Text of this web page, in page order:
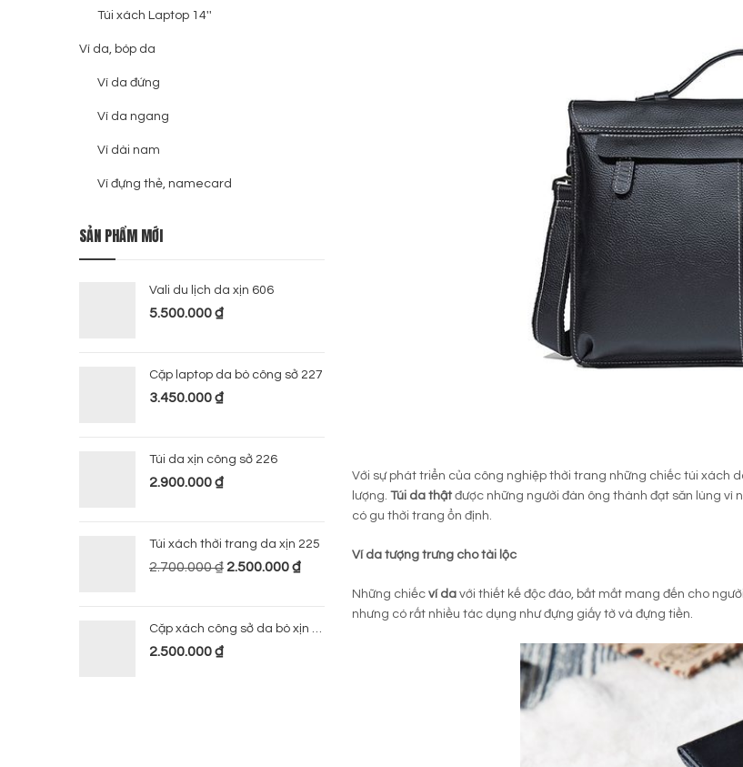
Với sự phát triển của công nghiệp thời trang những chiếc túi xách
lượng. Túi da thật được những người đàn ông thành đạt săn lùng vì
có gu thời trang ổn định.
Ví da tượng trưng cho tài lộc
Những chiếc ví da với thiết kế độc đáo, bắt mắt mang đến cho
nhưng có rất nhiều tác dụng như đựng giấy tờ và đựng tiền.
Túi xách Laptop 14''
Ví da, bóp da
Ví da đứng
Ví da ngang
Ví dài nam
Ví đựng thẻ, namecard
SẢN PHẨM MỚI
Vali du lịch da xịn 606
5.500.000₫
Cặp laptop da bò công sở 227
3.450.000₫
Túi da xịn công sở 226
2.900.000₫
Túi xách thời trang da xịn 225
2.700.000₫ 2.500.000₫
Cặp xách công sở da bò xịn 224
2.500.000₫